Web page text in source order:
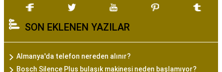
SON EKLENEN YAZILAR
Almanya'da telefon nereden alınır?
Bosch Silence Plus bulaşık makinesi neden başlamıyor?